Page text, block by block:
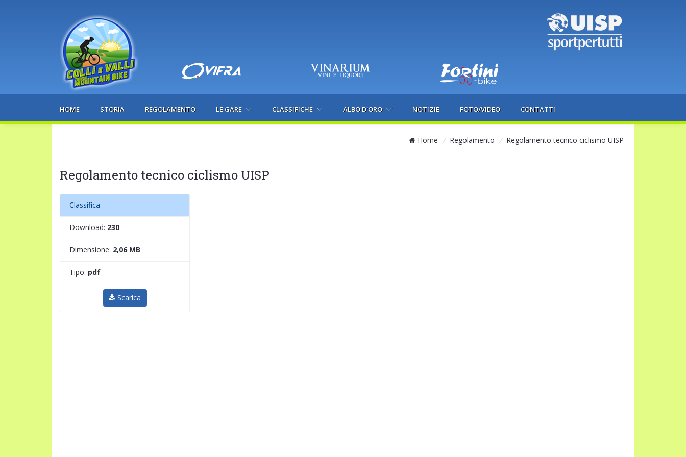
HOME STORIA REGOLAMENTO LE GARE CLASSIFICHE ALBO D'ORO NOTIZIE FOTO/VIDEO CONTATTI
Home / Regolamento / Regolamento tecnico ciclismo UISP
Regolamento tecnico ciclismo UISP
Classifica
Download: 230
Dimensione: 2,06 MB
Tipo: pdf
Scarica